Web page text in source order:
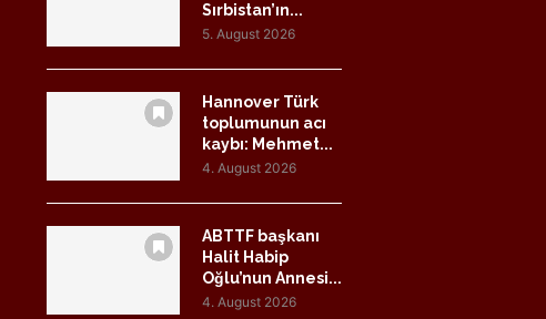
Sırbistan’ın...
5. August 2026
Hannover Türk
toplumunun acı
kaybı: Mehmet...
4. August 2026
ABTTF başkanı
Halit Habip
Oğlu’nun Annesi...
4. August 2026